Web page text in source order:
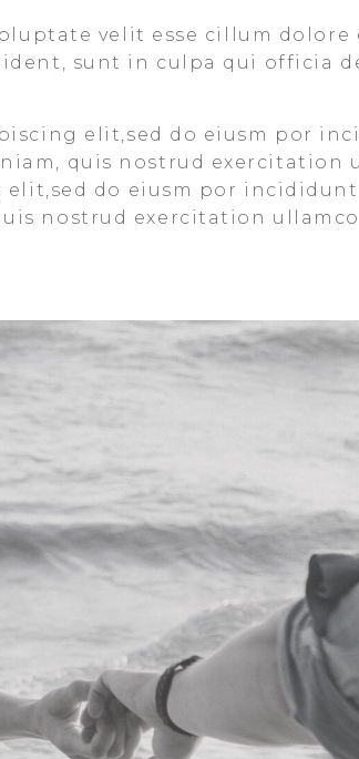
velit esse cillum
sunt in culpa qui officia
elit,sed do eiusm por
quis nostrud exercitation
do eiusm por
nostrud exercitation ullamco